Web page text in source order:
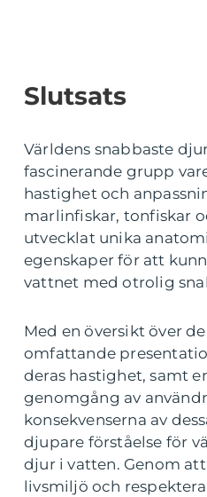
Slutsats
Världens snabbaste
fascinerande grupp
hastighet och
marlinfiskar, tonfiskar
utvecklat unika
egenskaper för att
vattnet med otrolig
Med en översikt över
omfattande
deras hastighet, samt
genomgång av
konsekvenserna av
djupare förståelse för
djur i vatten. Genom att
livsmiljö och respektera